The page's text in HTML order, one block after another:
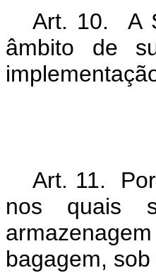
Art. 10. A
âmbito de
Art. 11.
nos quais
bagagem,